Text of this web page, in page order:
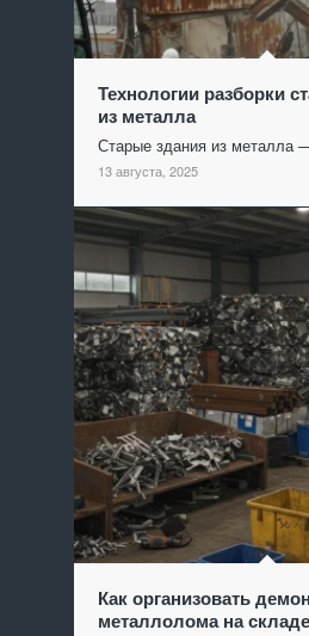
Технологии разборки
из металла
Старые здания из металла
13 августа, 2025
Как организовать
металлолома на складе